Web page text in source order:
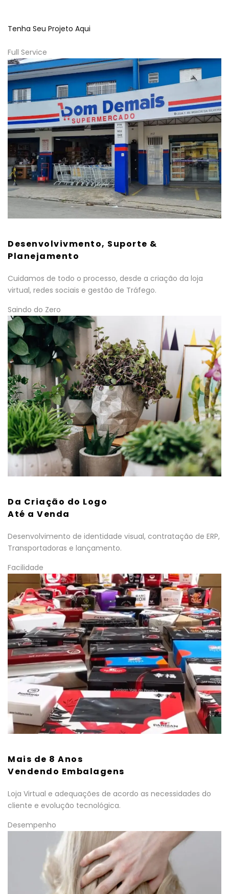
Tenha Seu Projeto Aqui
Full Service
Desenvolvivmento, Suporte &
Planejamento
Cuidamos de todo o processo, desde a criação da loja
virtual, redes sociais e gestão de Tráfego.
Saindo do Zero
Da Criação do Logo
Até a Venda
Desenvolvimento de identidade visual, contratação de ERP,
Transportadoras e lançamento.
Facilidade
Mais de 8 Anos
Vendendo Embalagens
Loja Virtual e adequações de acordo as necessidades do
cliente e evolução tecnológica.
Desempenho